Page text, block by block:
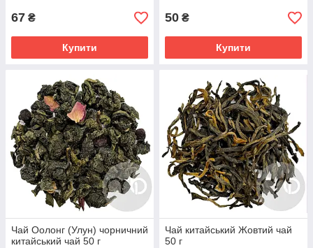
67 ₴
Купити
50 ₴
Купити
Чай Оолонг (Улун) чорничний
китайський чай 50 г
Чай китайський Жовтий чай
50 г